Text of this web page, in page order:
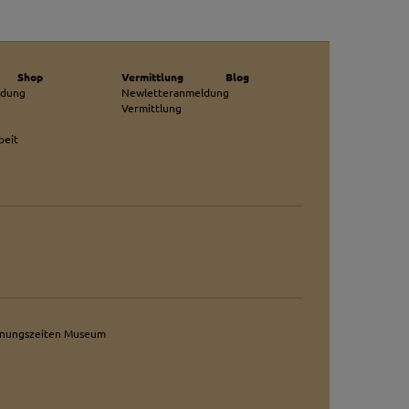
Shop
Vermittlung
Newletteranmeldung
Vermittlung
Blog
Museum